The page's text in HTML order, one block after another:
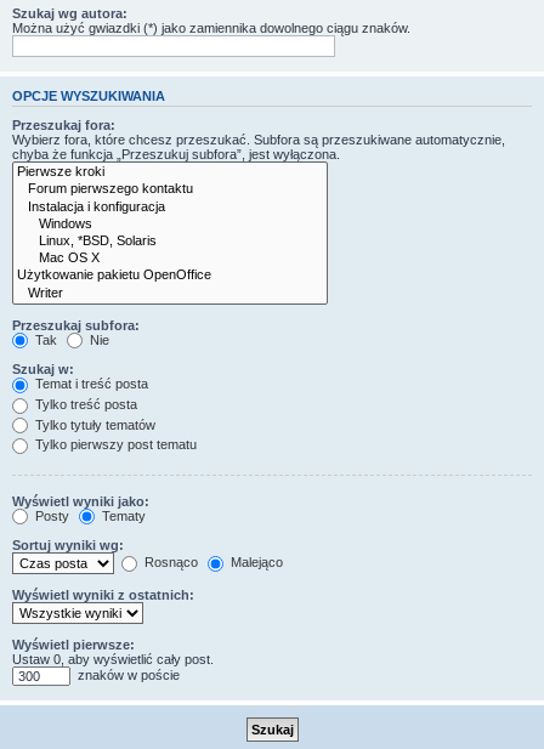
Szukaj wg autora:
Można użyć gwiazdki (*) jako zamiennika dowolnego ciągu znaków.
OPCJE WYSZUKIWANIA
Przeszukaj fora:
Wybierz fora, które chcesz przeszukać. Subfora są przeszukiwane automatycznie,
chyba że funkcja „Przeszukuj subfora”, jest wyłączona.
Przeszukaj subfora:
Tak
Nie
Szukaj w:
Temat i treść posta
Tylko treść posta
Tylko tytuły tematów
Tylko pierwszy post tematu
Wyświetl wyniki jako:
Posty
Tematy
Sortuj wyniki wg:
Rosnąco
Malejąco
Wyświetl wyniki z ostatnich:
Wyświetl pierwsze:
Ustaw 0, aby wyświetlić cały post.
znaków w poście